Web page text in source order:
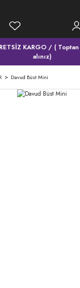
KARGO / (
alınız)
Davud Büst Mini